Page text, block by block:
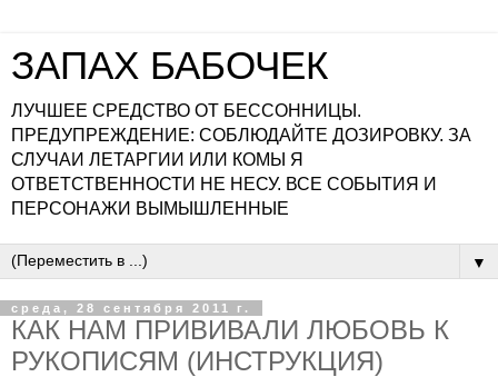
ЗАПАХ БАБОЧЕК
ЛУЧШЕЕ СРЕДСТВО ОТ БЕССОННИЦЫ.
ПРЕДУПРЕЖДЕНИЕ: СОБЛЮДАЙТЕ ДОЗИРОВКУ. ЗА
СЛУЧАИ ЛЕТАРГИИ ИЛИ КОМЫ Я
ОТВЕТСТВЕННОСТИ НЕ НЕСУ. ВСЕ СОБЫТИЯ И
ПЕРСОНАЖИ ВЫМЫШЛЕННЫЕ
▼
среда, 28 сентября 2011 г.
КАК НАМ ПРИВИВАЛИ ЛЮБОВЬ К
РУКОПИСЯМ (ИНСТРУКЦИЯ)